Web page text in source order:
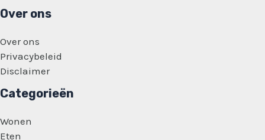
Over ons
Over ons
Privacybeleid
Disclaimer
Categorieën
Wonen
Eten